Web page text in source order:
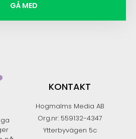
GÅ MED
KONTAKT
Hogmalms Media AB
Org.nr: 559132-4347
Ytterbyvägen 5c